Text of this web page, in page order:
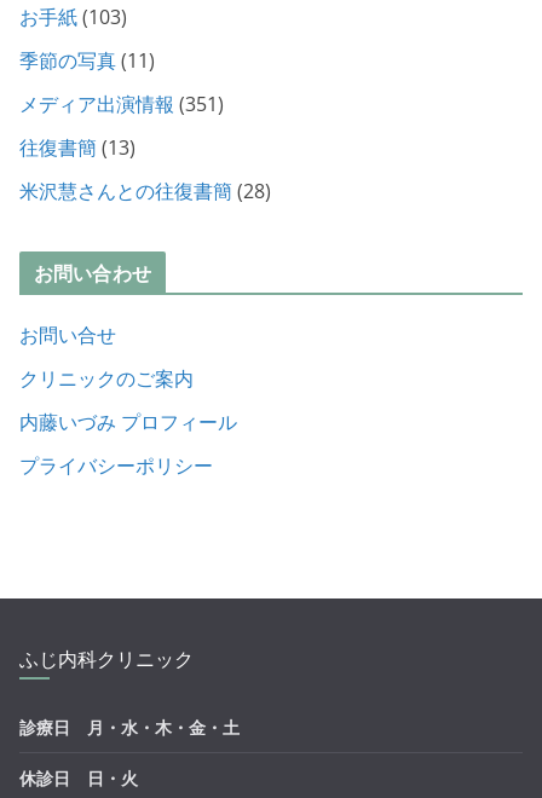
お手紙(103)
季節の写真(11)
メディア出演情報 (351)
往復書簡 (13)
米沢慧さんとの往復書簡 (28)
お問い合わせ
お問い合せ
クリニックのご案内
内藤いづみ プロフィール
プライバシーポリシー
ふじ内科クリニック
診療日 月・水・木・金・土
休診日 日・火